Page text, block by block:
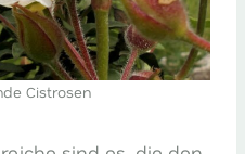
Cistrosen